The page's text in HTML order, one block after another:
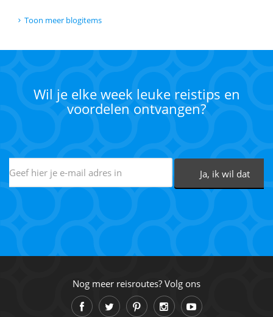
Toon meer blogitems
Wil je elke week leuke reistips en
voordelen ontvangen?
Nog meer reisroutes? Volg ons